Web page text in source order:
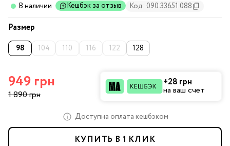
В наличии Кешбэк за отзыв Код: 090.33651.088
Размер
98 104 110 116 122 128
949 грн
1 890 грн
+28 грн
на ваш счет
Доступна оплата кешбэком
КУПИТЬ В 1 КЛИК